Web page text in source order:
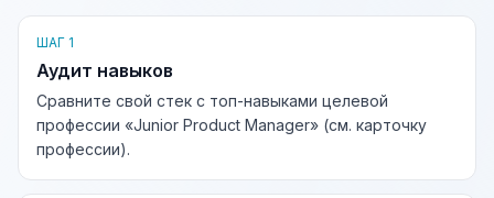
ШАГ 1
Аудит навыков
Сравните свой стек с топ-навыками целевой
профессии «Junior Product Manager» (см. карточку
профессии).